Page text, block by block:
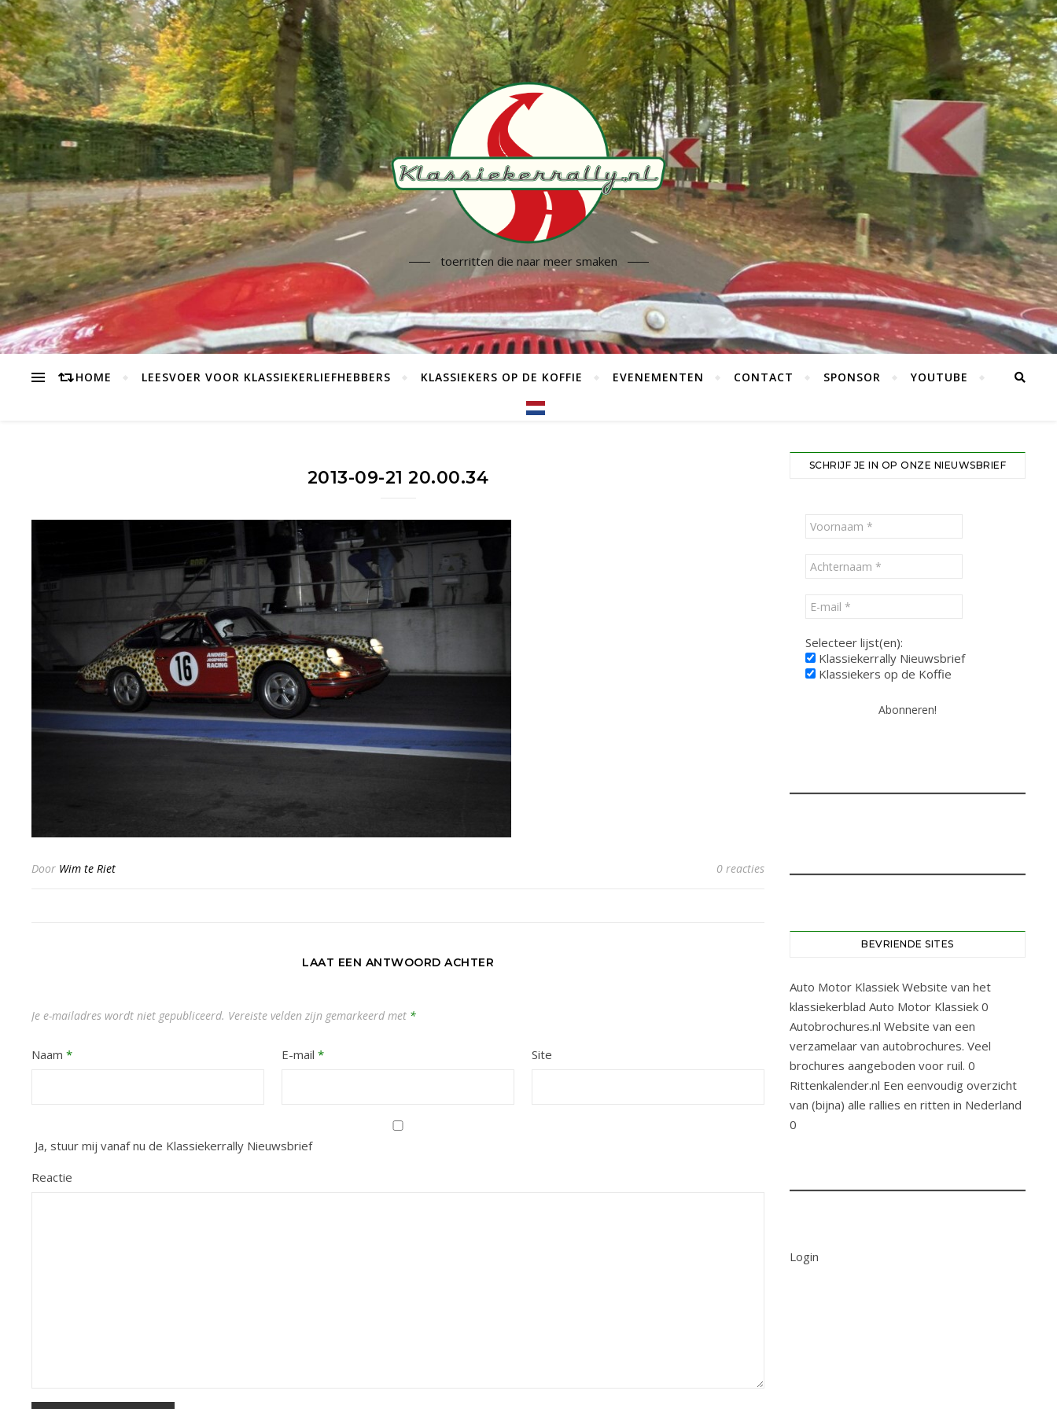
toerritten die naar meer smaken
HOME LEESVOER VOOR KLASSIEKERLIEFHEBBERS KLASSIEKERS OP DE KOFFIE EVENEMENTEN CONTACT SPONSOR YOUTUBE
2013-09-21 20.00.34
Door Wim te Riet 0 reacties
LAAT EEN ANTWOORD ACHTER
Je e-mailadres wordt niet gepubliceerd. Vereiste velden zijn gemarkeerd met *
Naam * E-mail * Site
Ja, stuur mij vanaf nu de Klassiekerrally Nieuwsbrief
Reactie
SCHRIJF JE IN OP ONZE NIEUWSBRIEF
Selecteer lijst(en):
Klassiekerrally Nieuwsbrief
Klassiekers op de Koffie
BEVRIENDE SITES
Auto Motor Klassiek Website van het
klassiekerblad Auto Motor Klassiek 0
Autobrochures.nl Website van een
verzamelaar van autobrochures. Veel
brochures aangeboden voor ruil. 0
Rittenkalender.nl Een eenvoudig overzicht
van (bijna) alle rallies en ritten in Nederland
0
Login